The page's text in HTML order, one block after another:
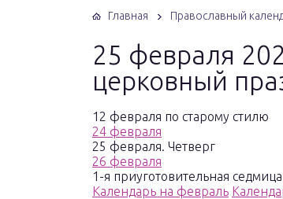
Главная Православный
25 февраля
церковный
12 февраля по старому стилю
24 февраля
25 февраля. Четверг
26 февраля
1-я приуготовительная
Календарь на февраль